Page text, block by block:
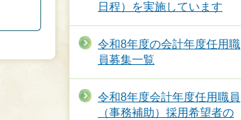
日程）を実施しています
令和8年度の会計年度任用職
員募集一覧
令和8年度会計年度任用職員
（事務補助）採用希望者の